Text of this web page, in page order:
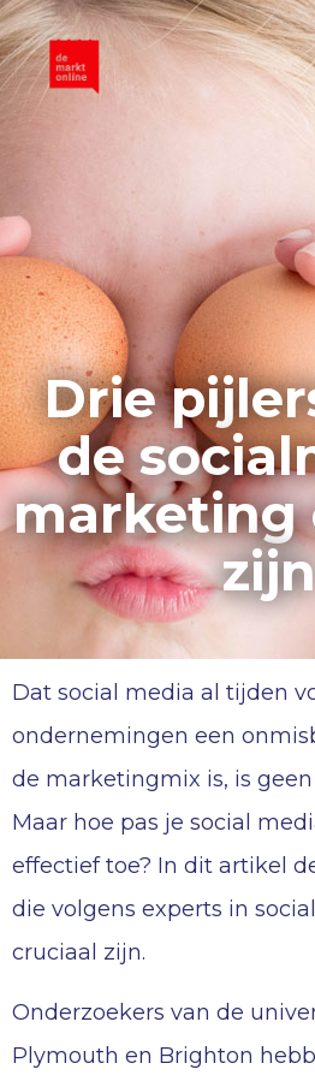
Drie
de
marketing
zijn
Dat social media al tijden
ondernemingen een
de marketingmix is, is
Maar hoe pas je social
effectief toe? In dit artikel
die volgens experts in
cruciaal zijn.
Onderzoekers van de
Plymouth en Brighton